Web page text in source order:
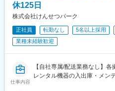
休125日
株式会社けんせつパーク
正社員 転勤なし 5名以上採用
業種未経験歓迎
仕事内容
【自社専属/配送業務なし】
レンタル機器の入出庫・メン